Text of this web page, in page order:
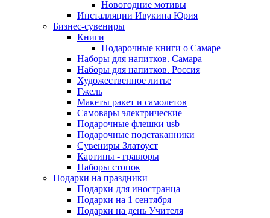
Новогодние мотивы
Инсталляции Ивукина Юрия
Бизнес-сувениры
Книги
Подарочные книги о Самаре
Наборы для напитков. Самара
Наборы для напитков. Россия
Художественное литье
Гжель
Макеты ракет и самолетов
Самовары электрические
Подарочные флешки usb
Подарочные подстаканники
Сувениры Златоуст
Картины - гравюры
Наборы стопок
Подарки на праздники
Подарки для иностранца
Подарки на 1 сентября
Подарки на день Учителя